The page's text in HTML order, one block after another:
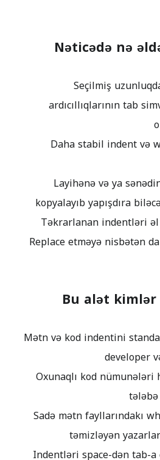
Nəticədə nə
Seçilmiş
ardıcıllıqlarının tab
Daha stabil indent və
Layihənə və ya
kopyalayıb yapışdıra
Təkrarlanan indentləri
Replace etməyə nisbətən
Bu alət
Mətn və kod indentini
developer
Oxunaqlı kod nümunələri
Sadə mətn fayllarındakı
təmizləyən
Indentləri space-dən tab-a